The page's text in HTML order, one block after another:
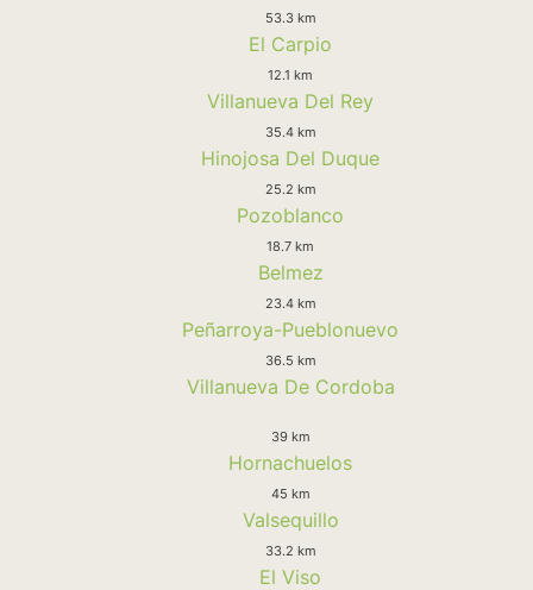
53.3 km
El Carpio
12.1 km
Villanueva Del Rey
35.4 km
Hinojosa Del Duque
25.2 km
Pozoblanco
18.7 km
Belmez
23.4 km
Peñarroya-Pueblonuevo
36.5 km
Villanueva De Cordoba
39 km
Hornachuelos
45 km
Valsequillo
33.2 km
El Viso